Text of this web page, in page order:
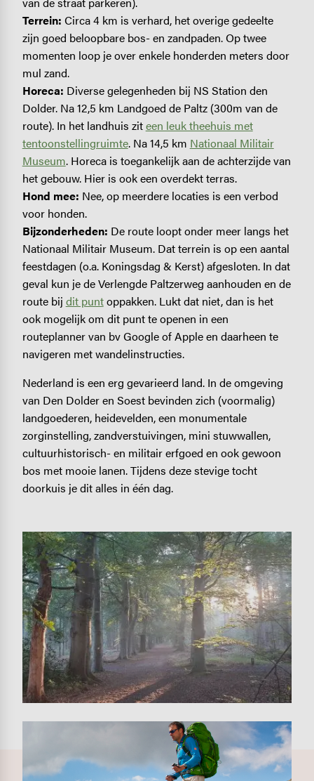
Terrein: Circa 4 km is verhard, het overige gedeelte
zijn goed beloopbare bos- en zandpaden. Op twee
momenten loop je over enkele honderden meters door
mul zand.
Horeca: Diverse gelegenheden bij NS Station den
Dolder. Na 12,5 km Landgoed de Paltz (300m van de
route). In het landhuis ziteen leuk theehuis met
tentoonstellingruimte. Na 14,5 km Nationaal Militair
Museum. Horeca is toegankelijk aan de achterzijde van
het gebouw. Hier is ook een overdekt terras.
Hond mee: Nee, op meerdere locaties is een verbod
voor honden.
Bijzonderheden: De route loopt onder meer langs het
Nationaal Militair Museum. Dat terrein is op een aantal
feestdagen (o.a. Koningsdag & Kerst) afgesloten. In dat
geval kun je de Verlengde Paltzerweg aanhouden en de
route bij dit puntoppakken. Lukt dat niet, dan is het
ook mogelijk om dit punt te openen in een
routeplanner van bv Google of Apple en daarheen te
navigeren met wandelinstructies.
Nederland is een erg gevarieerd land. In de omgeving
van Den Dolder en Soest bevinden zich (voormalig)
landgoederen, heidevelden, een monumentale
zorginstelling, zandverstuivingen, mini stuwwallen,
cultuurhistorisch- en militair erfgoed en ook gewoon
bos met mooie lanen. Tijdens deze stevige tocht
doorkuis je dit alles in één dag.
Image